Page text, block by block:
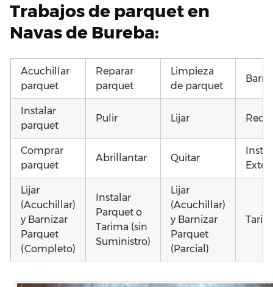
Trabajos de parquet en
Navas de Bureba:
Acuchillar
parquet
Reparar
parquet
Limpieza
de parquet
Instalar
parquet
Pulir Lijar
Comprar
parquet
Abrillantar Quitar
Lijar
(Acuchillar)
y Barnizar
Parquet
(Completo)
Instalar
Parquet o
Tarima (sin
Suministro)
Lijar
(Acuchillar)
y Barnizar
Parquet
(Parcial)